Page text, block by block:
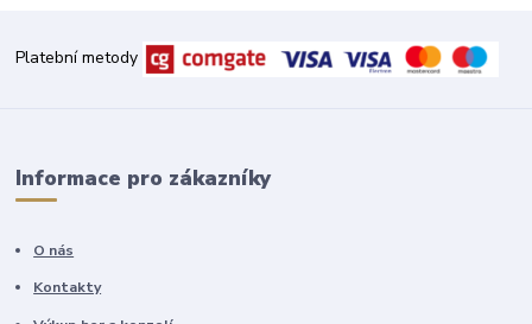
Platební metody
Informace pro zákazníky
O nás
Kontakty